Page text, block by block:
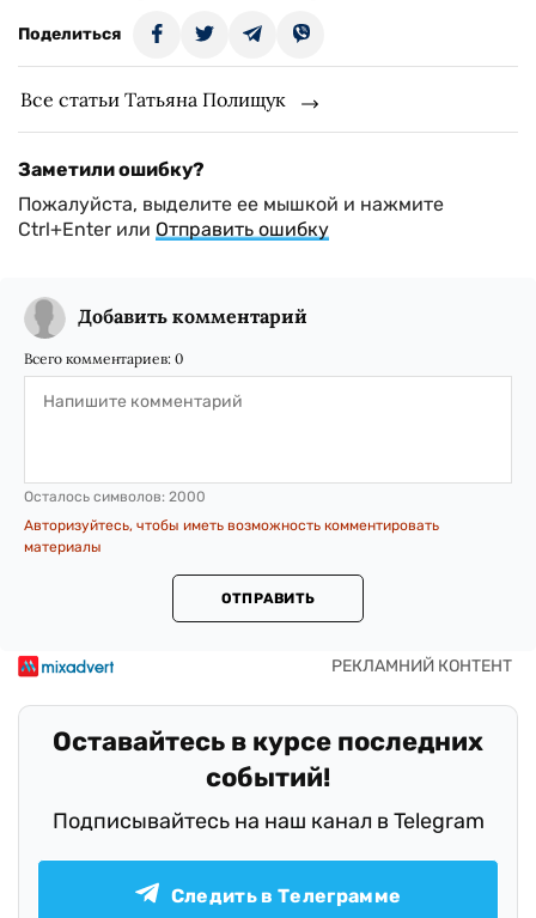
Поделиться
Все статьи Татьяна Полищук
Заметили ошибку?
Пожалуйста, выделите ее мышкой и нажмите
Ctrl+Enter или Отправить ошибку
Добавить комментарий
Всего комментариев: 0
Осталось символов: 2000
Авторизуйтесь, чтобы иметь возможность комментировать
материалы
ОТПРАВИТЬ
Оставайтесь в курсе последних
событий!
Подписывайтесь на наш канал в Telegram
Следить в Телеграмме